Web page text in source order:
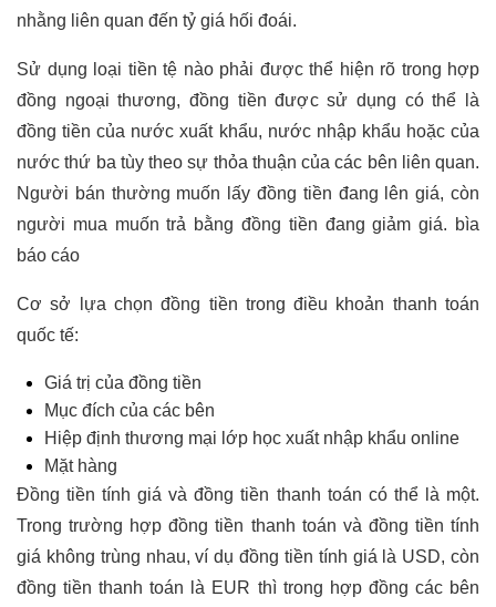
nhằng liên quan đến tỷ giá hối đoái.
Sử dụng loại tiền tệ nào phải được thể hiện rõ trong hợp
đồng ngoại thương, đồng tiền được sử dụng có thể là
đồng tiền của nước xuất khẩu, nước nhập khẩu hoặc của
nước thứ ba tùy theo sự thỏa thuận của các bên liên quan.
Người bán thường muốn lấy đồng tiền đang lên giá, còn
người mua muốn trả bằng đồng tiền đang giảm giá. bìa
báo cáo
Cơ sở lựa chọn đồng tiền trong điều khoản thanh toán
quốc tế:
Giá trị của đồng tiền
Mục đích của các bên
Hiệp định thương mại lớp học xuất nhập khẩu online
Mặt hàng
Đồng tiền tính giá và đồng tiền thanh toán có thể là một.
Trong trường hợp đồng tiền thanh toán và đồng tiền tính
giá không trùng nhau, ví dụ đồng tiền tính giá là USD, còn
đồng tiền thanh toán là EUR thì trong hợp đồng các bên